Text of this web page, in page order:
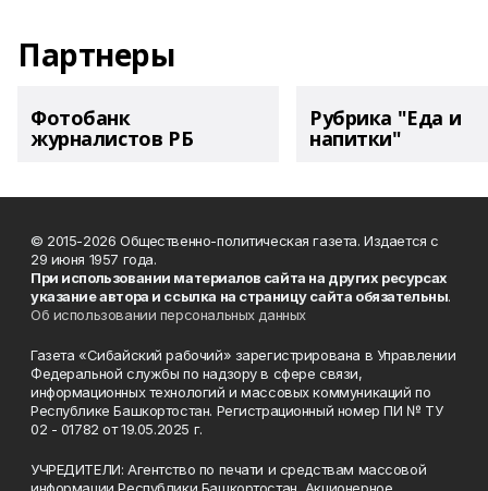
Партнеры
Фотобанк
журналистов РБ
Рубрика "Еда и
напитки"
© 2015-2026 Общественно-политическая газета. Издается с
29 июня 1957 года.
При использовании материалов сайта на других ресурсах
указание автора и ссылка на страницу сайта обязательны.
Об использовании персональных данных
Газета «Сибайский рабочий» зарегистрирована в Управлении
Федеральной службы по надзору в сфере связи,
информационных технологий и массовых коммуникаций по
Республике Башкортостан. Регистрационный номер ПИ № ТУ
02 - 01782 от 19.05.2025 г.
УЧРЕДИТЕЛИ: Агентство по печати и средствам массовой